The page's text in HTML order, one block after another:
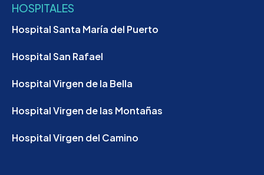
HOSPITALES
Hospital Santa María del Puerto
Hospital San Rafael
Hospital Virgen de la Bella
Hospital Virgen de las Montañas
Hospital Virgen del Camino